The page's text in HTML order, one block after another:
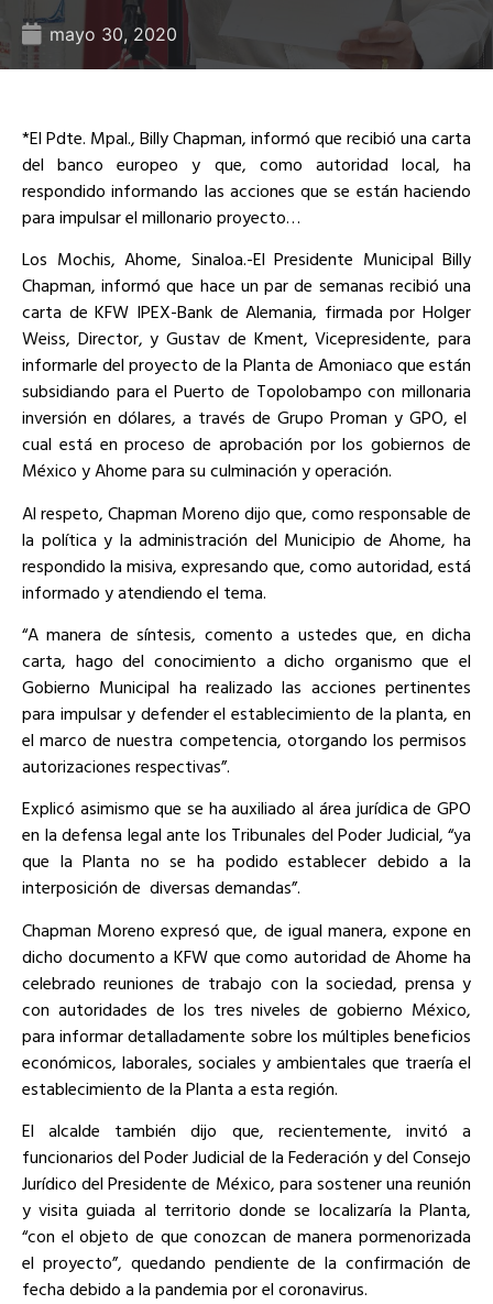
mayo 30, 2020
*El Pdte. Mpal., Billy Chapman, informó que recibió una carta
del banco europeo y que, como autoridad local, ha
respondido informando las acciones que se están haciendo
para impulsar el millonario proyecto…
Los Mochis, Ahome, Sinaloa.-El Presidente Municipal Billy
Chapman, informó que hace un par de semanas recibió una
carta de KFW IPEX-Bank de Alemania, firmada por Holger
Weiss, Director, y Gustav de Kment, Vicepresidente, para
informarle del proyecto de la Planta de Amoniaco que están
subsidiando para el Puerto de Topolobampo con millonaria
inversión en dólares, a través de Grupo Proman y GPO, el
cual está en proceso de aprobación por los gobiernos de
México y Ahome para su culminación y operación.
Al respeto, Chapman Moreno dijo que, como responsable de
la política y la administración del Municipio de Ahome, ha
respondido la misiva, expresando que, como autoridad, está
informado y atendiendo el tema.
“A manera de síntesis, comento a ustedes que, en dicha
carta, hago del conocimiento a dicho organismo que el
Gobierno Municipal ha realizado las acciones pertinentes
para impulsar y defender el establecimiento de la planta, en
el marco de nuestra competencia, otorgando los permisos
autorizaciones respectivas”.
Explicó asimismo que se ha auxiliado al área jurídica de GPO
en la defensa legal ante los Tribunales del Poder Judicial, “ya
que la Planta no se ha podido establecer debido a la
interposición de diversas demandas”.
Chapman Moreno expresó que, de igual manera, expone en
dicho documento a KFW que como autoridad de Ahome ha
celebrado reuniones de trabajo con la sociedad, prensa y
con autoridades de los tres niveles de gobierno México,
para informar detalladamente sobre los múltiples beneficios
económicos, laborales, sociales y ambientales que traería el
establecimiento de la Planta a esta región.
El alcalde también dijo que, recientemente, invitó a
funcionarios del Poder Judicial de la Federación y del Consejo
Jurídico del Presidente de México, para sostener una reunión
y visita guiada al territorio donde se localizaría la Planta,
“con el objeto de que conozcan de manera pormenorizada
el proyecto”, quedando pendiente de la confirmación de
fecha debido a la pandemia por el coronavirus.